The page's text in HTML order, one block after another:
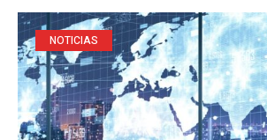
NOTICIAS